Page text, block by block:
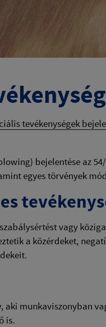
tevékenységek
bejelentése az
egyes törvények
vagy
a közérdeket,
aki munkaviszonyban
is.